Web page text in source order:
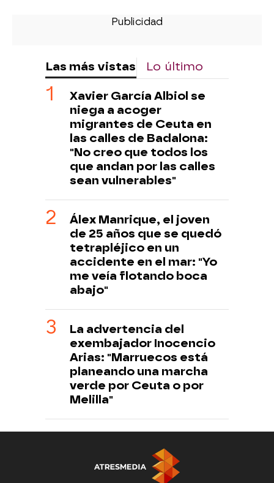
Las más vistas Lo último
Xavier García Albiol se
niega a acoger
migrantes de Ceuta en
las calles de Badalona:
"No creo que todos los
que andan por las calles
sean vulnerables"
Álex Manrique, el joven
de 25 años que se quedó
tetrapléjico en un
accidente en el mar: "Yo
me veía flotando boca
abajo"
La advertencia del
exembajador Inocencio
Arias: "Marruecos está
planeando una marcha
verde por Ceuta o por
Melilla"